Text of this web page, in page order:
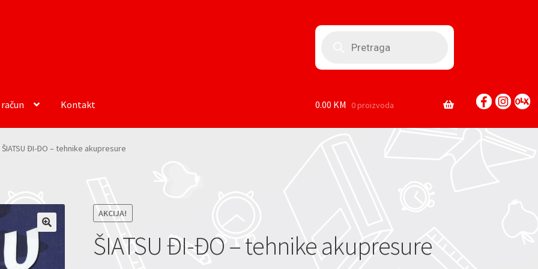
Kontakt 0.00 KM 0 proizvoda
ŠIATSU ĐI-ĐO – tehnike akupresure
AKCIJA!
ŠIATSU ĐI-ĐO – tehnike akupresure